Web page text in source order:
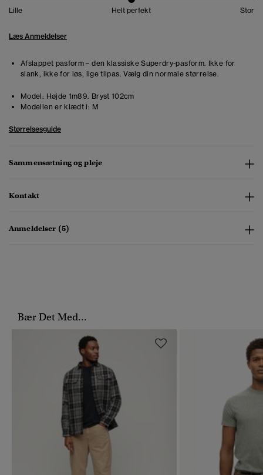
Lille Helt perfekt Stor
Læs Anmeldelser
Afslappet pasform – den klassiske Superdry-pasform. Ikke for
slank, ikke for løs, lige tilpas. Vælg din normale størrelse.
Model: Højde 1m89. Bryst 102cm
Modellen er klædt i: M
Størrelsesguide
Sammensætning og pleje
Kontakt
Anmeldelser (5)
Bær Det Med...